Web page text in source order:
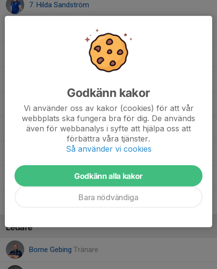
7. Hilda Sandström
17. Leia Pettersson
5. Nellie Grönlund
22. Nike Gebing
12. Sofia Höglund
21. Vendla Granström
Ledare
Borne Gebing Tränare
Godkänn kakor
Vi använder oss av kakor (cookies) för att vår
webbplats ska fungera bra för dig. De används
även för webbanalys i syfte att hjälpa oss att
förbättra våra tjänster.
Så använder vi cookies
Godkänn alla kakor
Bara nödvändiga